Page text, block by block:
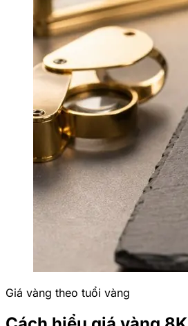
Giá vàng theo tuổi vàng